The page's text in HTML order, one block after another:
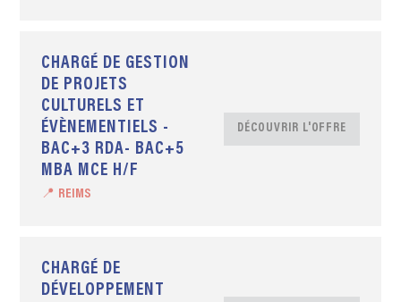
CHARGÉ DE GESTION
DE PROJETS
CULTURELS ET
ÉVÈNEMENTIELS -
BAC+3 RDA- BAC+5
MBA MCE H/F
📍 REIMS
DÉCOUVRIR L'OFFRE
CHARGÉ DE
DÉVELOPPEMENT